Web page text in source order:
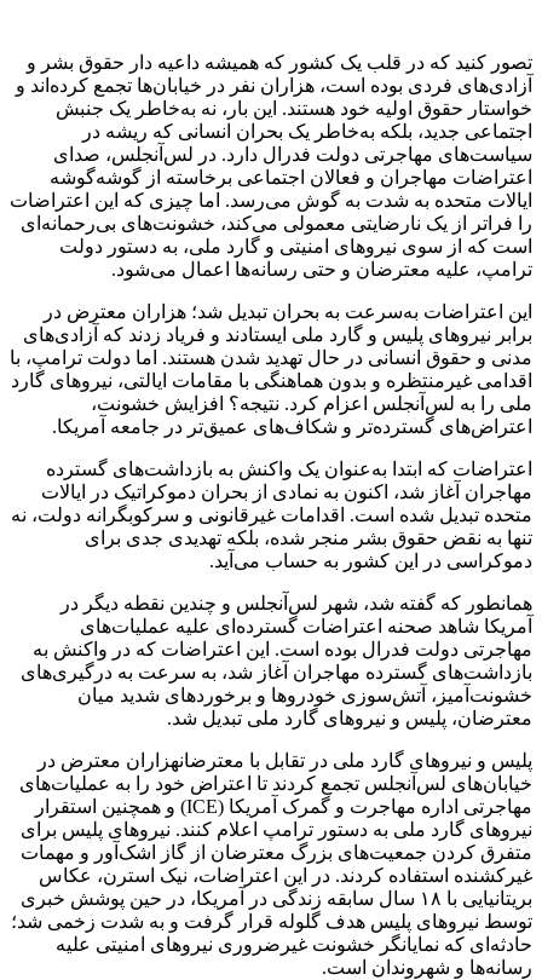
تصور کنید که در قلب یک کشور که همیشه داعیه دار حقوق بشر و
آزادی‌های فردی بوده است، هزاران نفر در خیابان‌ها تجمع کرده‌اند و
خواستار حقوق اولیه خود هستند. این بار، نه به‌خاطر یک جنبش
اجتماعی جدید، بلکه به‌خاطر یک بحران انسانی که ریشه در
سیاست‌های مهاجرتی دولت فدرال دارد. در لس‌آنجلس، صدای
اعتراضات مهاجران و فعالان اجتماعی برخاسته از گوشه‌گوشه
ایالات متحده به شدت به گوش می‌رسد. اما چیزی که این اعتراضات
را فراتر از یک نارضایتی معمولی می‌کند، خشونت‌های بی‌رحمانه‌ای
است که از سوی نیروهای امنیتی و گارد ملی، به دستور دولت
ترامپ، علیه معترضان و حتی رسانه‌ها اعمال می‌شود.
این اعتراضات به‌سرعت به بحران تبدیل شد؛ هزاران معترض در
برابر نیروهای پلیس و گارد ملی ایستادند و فریاد زدند که آزادی‌های
مدنی و حقوق انسانی در حال تهدید شدن هستند. اما دولت ترامپ، با
اقدامی غیرمنتظره و بدون هماهنگی با مقامات ایالتی، نیروهای گارد
ملی را به لس‌آنجلس اعزام کرد. نتیجه؟ افزایش خشونت،
اعتراض‌های گسترده‌تر و شکاف‌های عمیق‌تر در جامعه آمریکا.
اعتراضات که ابتدا به‌عنوان یک واکنش به بازداشت‌های گسترده
مهاجران آغاز شد، اکنون به نمادی از بحران دموکراتیک در ایالات
متحده تبدیل شده است. اقدامات غیرقانونی و سرکوبگرانه دولت، نه
تنها به نقض حقوق بشر منجر شده، بلکه تهدیدی جدی برای
دموکراسی در این کشور به حساب می‌آید.
همانطور که گفته شد، شهر لس‌آنجلس و چندین نقطه دیگر در
آمریکا شاهد صحنه اعتراضات گسترده‌ای علیه عملیات‌های
مهاجرتی دولت فدرال بوده است. این اعتراضات که در واکنش به
بازداشت‌های گسترده مهاجران آغاز شد، به سرعت به درگیری‌های
خشونت‌آمیز، آتش‌سوزی خودروها و برخوردهای شدید میان
معترضان، پلیس و نیروهای گارد ملی تبدیل شد.
پلیس و نیروهای گارد ملی در تقابل با معترضانهزاران معترض در
خیابان‌های لس‌آنجلس تجمع کردند تا اعتراض خود را به عملیات‌های
مهاجرتی اداره مهاجرت و گمرک آمریکا (ICE) و همچنین استقرار
نیروهای گارد ملی به دستور ترامپ اعلام کنند. نیروهای پلیس برای
متفرق کردن جمعیت‌های بزرگ معترضان از گاز اشک‌آور و مهمات
غیرکشنده استفاده کردند. در این اعتراضات، نیک استرن، عکاس
بریتانیایی با ۱۸ سال سابقه زندگی در آمریکا، در حین پوشش خبری
توسط نیروهای پلیس هدف گلوله قرار گرفت و به شدت زخمی شد؛
حادثه‌ای که نمایانگر خشونت غیرضروری نیروهای امنیتی علیه
رسانه‌ها و شهروندان است.